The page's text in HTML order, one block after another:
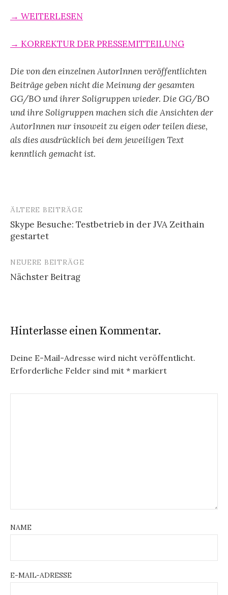
→ WEITERLESEN
→ KORREKTUR DER PRESSEMITTEILUNG
Die von den einzelnen AutorInnen veröffentlichten
Beiträge geben nicht die Meinung der gesamten
GG/BO und ihrer Soligruppen wieder. Die GG/BO
und ihre Soligruppen machen sich die Ansichten der
AutorInnen nur insoweit zu eigen oder teilen diese,
als dies ausdrücklich bei dem jeweiligen Text
kenntlich gemacht ist.
Beitragsnavigation
ÄLTERE BEITRÄGE
Skype Besuche: Testbetrieb in der JVA Zeithain
gestartet
NEUERE BEITRÄGE
Nächster Beitrag
Hinterlasse einen Kommentar.
Deine E-Mail-Adresse wird nicht veröffentlicht.
Erforderliche Felder sind mit * markiert
NAME
E-MAIL-ADRESSE